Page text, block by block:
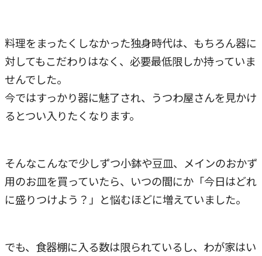
料理をまったくしなかった独身時代は、もちろん器に
対してもこだわりはなく、必要最低限しか持っていま
せんでした。
今ではすっかり器に魅了され、うつわ屋さんを見かけ
るとつい入りたくなります。
そんなこんなで少しずつ小鉢や豆皿、メインのおかず
用のお皿を買っていたら、いつの間にか「今日はどれ
に盛りつけよう？」と悩むほどに増えていました。
でも、食器棚に入る数は限られているし、わが家はい